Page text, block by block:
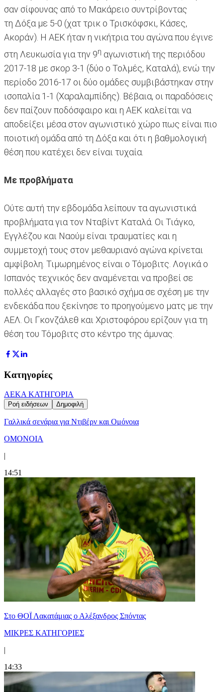
σαν σίφουνας από το Μακάρειο συντρίβοντας
τη Δόξα με 5-0 (χατ τρικ ο Τρισκόφσκι, Κάσες,
Ακοράν). Η ΑΕΚ ήταν η νικήτρια του αγώνα που έγινε
στη Λευκωσία για την 9η αγωνιστική της περιόδου
2017-18 με σκορ 3-1 (δύο ο Τολμές, Καταλά), ενώ την
περίοδο 2016-17 οι δύο ομάδες συμβιβάστηκαν στην
ισοπαλία 1-1 (Χαραλαμπίδης). Βέβαια, οι παραδόσεις
δεν παίζουν ποδόσφαιρο και η ΑΕΚ καλείται να
αποδείξει μέσα στον αγωνιστικό χώρο πως είναι πιο
ποιοτική ομάδα από τη Δόξα και ότι η βαθμολογική
θέση που κατέχει δεν είναι τυχαία.
Με προβλήματα
Ούτε αυτή την εβδομάδα λείπουν τα αγωνιστικά
προβλήματα για τον Νταβίντ Καταλά. Οι Τιάγκο,
Εγγλέζου και Ναούμ είναι τραυματίες και η
συμμετοχή τους στον μεθαυριανό αγώνα κρίνεται
αμφίβολη. Τιμωρημένος είναι ο Τόμοβιτς. Λογικά ο
Ισπανός τεχνικός δεν αναμένεται να προβεί σε
πολλές αλλαγές στο βασικό σχήμα σε σχέση με την
ενδεκάδα που ξεκίνησε το προηγούμενο ματς με την
ΑΕΛ. Οι Γκονζάλεθ και Χριστοφόρου ερίζουν για τη
θέση του Τόμοβιτς στο κέντρο της άμυνας.
Κατηγορίες
ΑΕΚΑ ΚΑΤΗΓΟΡΙΑ
Ροή ειδήσεων Δημοφιλή
Γαλλικά σενάρια για Ντιβέρν και Ομόνοια
ΟΜΟΝΟΙΑ
|
14:51
Στο ΘΟΪ Λακατάμιας ο Αλέξανδρος Σπόντας
ΜΙΚΡΕΣ ΚΑΤΗΓΟΡΙΕΣ
|
14:33